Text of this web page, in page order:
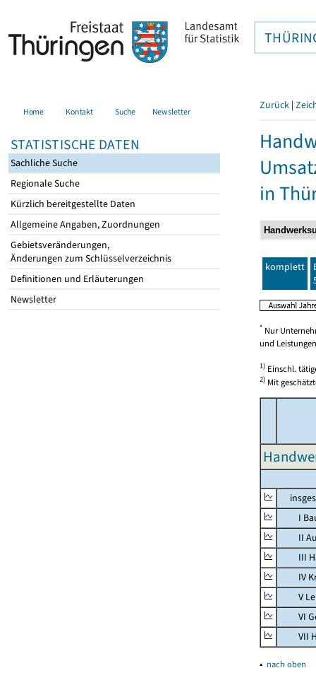
Home Kontakt Suche Newsletter
STATISTISCHE DATEN
Sachliche Suche
Regionale Suche
Kürzlich bereitgestellte Daten
Allgemeine Angaben, Zuordnungen
Gebietsveränderungen,
Änderungen zum Schlüsselverzeichnis
Definitionen und Erläuterungen
Newsletter
Zurück |
in
komplett
* Nur
und
1) Einschl.
2) Mit
I
II
III
IV
V
VI
VII
▴ nach oben